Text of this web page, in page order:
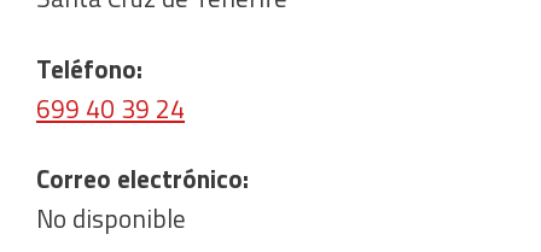
Teléfono:
699 40 39 24
Correo electrónico:
No disponible